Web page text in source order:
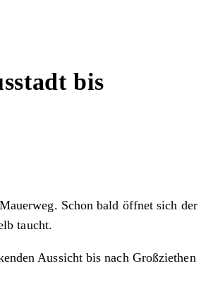
bis
Schon bald öffnet sich der
taucht.
Aussicht bis nach Großziethen